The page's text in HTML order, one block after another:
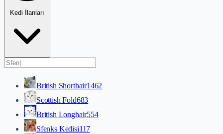
Kedi İlanları
British Shorthair1462
Scottish Fold683
British Longhair554
Sfenks Kedisi117